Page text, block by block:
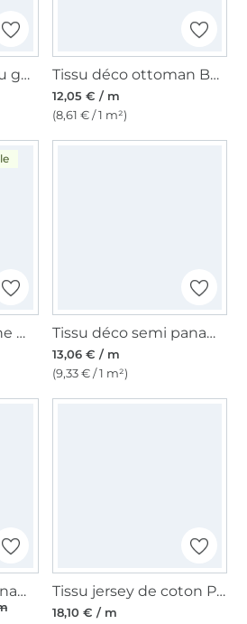
Tissu déco panneau gobelin crabe, 46 x 46 cm Tissu déco ottoman Bord de mer chic Sailing, beige
12,05 € / m
(8,61 € / 1 m²)
Tissu coton popeline Waves, bleu Tissu déco semi panama Nautical Doodle, naturel
13,06 € / m
(9,33 € / 1 m²)
Tissu déco semi panama Bord de mer chic Maritime Signs, beige Tissu jersey de coton Petit phoque Bord de mer chic , naturel
18,10 € / m